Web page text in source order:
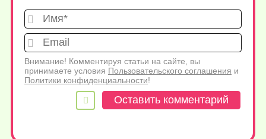
Имя*
Внимание! Комментируя статьи на сайте, вы
принимаете условия Пользовательского соглашения и
Политики конфиденциальности!